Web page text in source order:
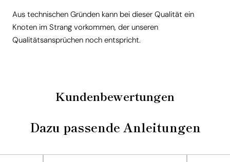
Aus technischen Gründen kann bei dieser Qualität ein
Knoten im Strang vorkommen, der unseren
Qualitätsansprüchen noch entspricht.
Kundenbewertungen
Dazu passende Anleitungen